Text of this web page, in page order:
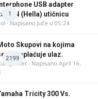
1
Interphone USB adapter
DIN (Hella) utičnicu
· Napisano Juče u 05:24
2199
Skupovi na kojima
ne naplaćuje ulaz.
· NapisanoApril 16,
Tricity 300 Vs.